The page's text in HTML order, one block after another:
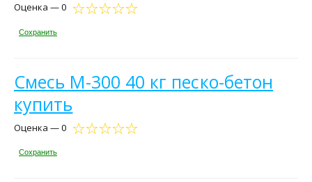
Оценка — 0
Сохранить
Смесь М-300 40 кг песко-бетон
купить
Оценка — 0
Сохранить